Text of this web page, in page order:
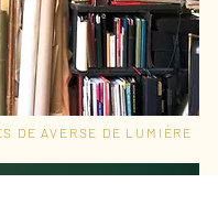
DE AVERSE DE LUMIÈRE